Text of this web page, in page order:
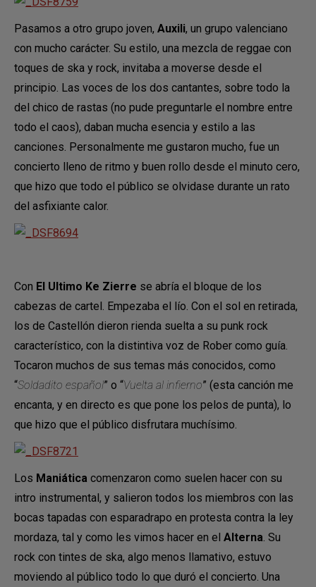
Pasamos a otro grupo joven, Auxili, un grupo valenciano
con mucho carácter. Su estilo, una mezcla de reggae con
toques de ska y rock, invitaba a moverse desde el
principio. Las voces de los dos cantantes, sobre todo la
del chico de rastas (no pude preguntarle el nombre entre
todo el caos), daban mucha esencia y estilo a las
canciones. Personalmente me gustaron mucho, fue un
concierto lleno de ritmo y buen rollo desde el minuto cero,
que hizo que todo el público se olvidase durante un rato
del asfixiante calor.
Con El Ultimo Ke Zierre se abría el bloque de los
cabezas de cartel. Empezaba el lío. Con el sol en retirada,
los de Castellón dieron rienda suelta a su punk rock
característico, con la distintiva voz de Rober como guía.
Tocaron muchos de sus temas más conocidos, como
“Soldadito español” o “Vuelta al infierno” (esta canción me
encanta, y en directo es que pone los pelos de punta), lo
que hizo que el público disfrutara muchísimo.
Los Maniática comenzaron como suelen hacer con su
intro instrumental, y salieron todos los miembros con las
bocas tapadas con esparadrapo en protesta contra la ley
mordaza, tal y como les vimos hacer en el Alterna. Su
rock con tintes de ska, algo menos llamativo, estuvo
moviendo al público todo lo que duró el concierto. Una